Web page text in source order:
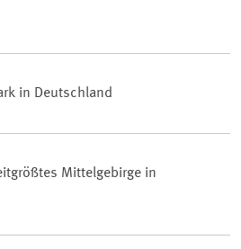
in Deutschland
Mittelgebirge in